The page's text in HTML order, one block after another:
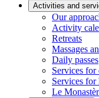
Activities and
Our
Activity
Retreats
Massages
Daily passes
Services for
Services for
Le